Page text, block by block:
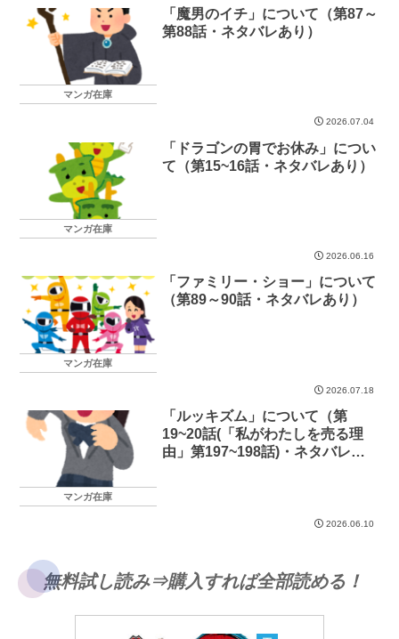
マンガ在庫
「魔男のイチ」について（第87～
第88話・ネタバレあり）
2026.07.04
マンガ在庫
「ドラゴンの胃でお休み」につい
て（第15~16話・ネタバレあり）
2026.06.16
マンガ在庫
「ファミリー・ショー」について
（第89～90話・ネタバレあり）
2026.07.18
マンガ在庫
「ルッキズム」について（第
19~20話(「私がわたしを売る理
由」第197~198話)・ネタバレあ
2026.06.10
無料試し読み⇒購入すれば全部読める！